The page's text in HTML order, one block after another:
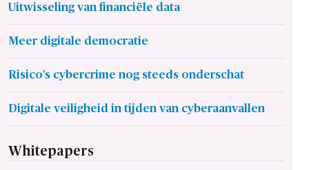
Uitwisseling van financiële data
Meer digitale democratie
Risico's cybercrime nog steeds onderschat
Digitale veiligheid in tijden van cyberaanvallen
Whitepapers